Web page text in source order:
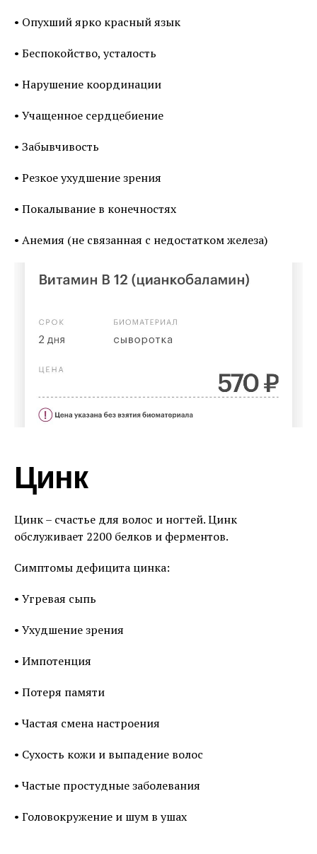
• Опухший ярко красный язык
• Беспокойство, усталость
• Нарушение координации
• Учащенное сердцебиение
• Забывчивость
• Резкое ухудшение зрения
• Покалывание в конечностях
• Анемия (не связанная с недостатком железа)
Цинк
Цинк – счастье для волос и ногтей. Цинк
обслуживает 2200 белков и ферментов.
Симптомы дефицита цинка:
• Угревая сыпь
• Ухудшение зрения
• Импотенция
• Потеря памяти
• Частая смена настроения
• Сухость кожи и выпадение волос
• Частые простудные заболевания
• Головокружение и шум в ушах